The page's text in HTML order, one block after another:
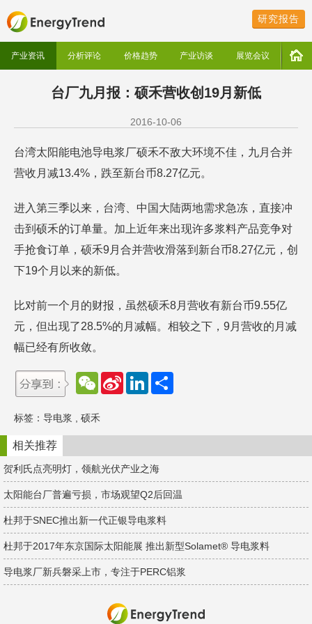
研究报告
产业资讯 分析评论 价格趋势 产业访谈 展览会议
台厂九月报：硕禾营收创19月新低
2016-10-06
台湾太阳能电池导电浆厂硕禾不敌大环境不佳，九月合并
营收月减13.4%，跌至新台币8.27亿元。
进入第三季以来，台湾、中国大陆两地需求急冻，直接冲
击到硕禾的订单量。加上近年来出现许多浆料产品竞争对
手抢食订单，硕禾9月合并营收滑落到新台币8.27亿元，创
下19个月以来的新低。
比对前一个月的财报，虽然硕禾8月营收有新台币9.55亿
元，但出现了28.5%的月减幅。相较之下，9月营收的月减
幅已经有所收敛。
W
e
h
a
t
S
e
b
o
L
d
n
标签： 导电浆 硕禾
相关推荐
贺利氏点亮明灯，领航光伏产业之海
太阳能台厂普遍亏损，市场观望Q2后回温
杜邦于SNEC推出新一代正银导电浆料
杜邦于2017年东京国际太阳能展 推出新型Solamet® 导电浆料
导电浆厂新兵磐采上市，专注于PERC铝浆